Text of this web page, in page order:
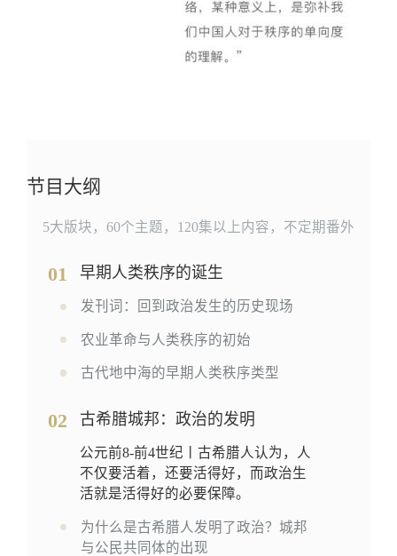
节目大纲
5大版块，60个主题，120集以上内容，不定期番外
01 早期人类秩序的诞生
发刊词：回到政治发生的历史现场
农业革命与人类秩序的初始
古代地中海的早期人类秩序类型
02 古希腊城邦：政治的发明
公元前8-前4世纪丨古希腊人认为，人
不仅要活着，还要活得好，而政治生
活就是活得好的必要保障。
为什么是古希腊人发明了政治？城邦
与公民共同体的出现